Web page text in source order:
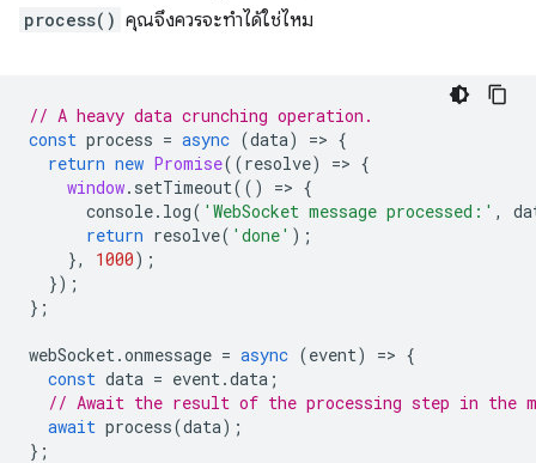
process() คุณจึงควรจะทำได้ใช่ไหม
// A heavy data crunching operation.
const process = async (data) => {
return new Promise((resolve) => {
window. setTimeout(() => {
console. log( 'WebSocket message processed:' ,
return resolve( 'done' );
},
1000);
});
};
webSocket.onmessage = async (event) => {
const data = event.data ;
// Await the result of the processing step in the
await process(data);
};